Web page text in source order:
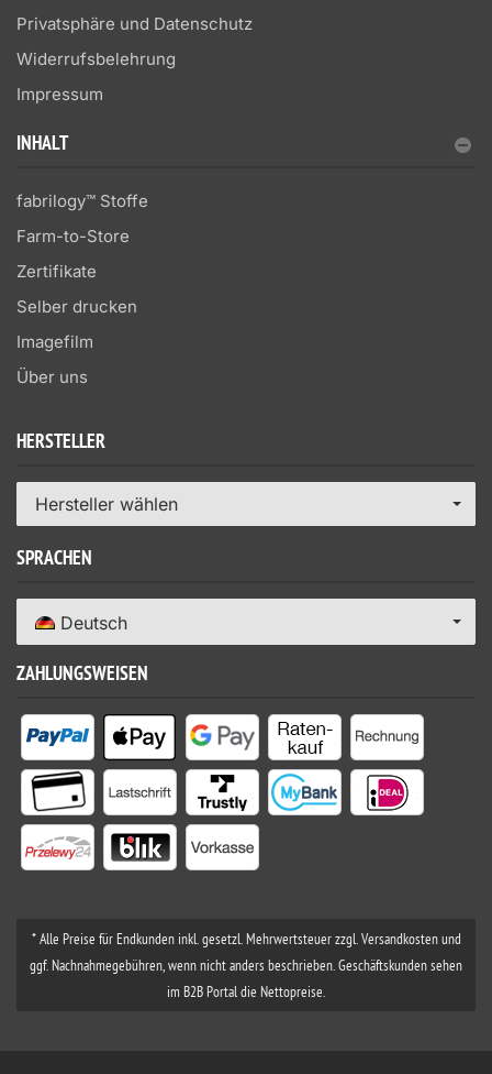
Privatsphäre und Datenschutz
Widerrufsbelehrung
Impressum
INHALT
fabrilogy™ Stoffe
Farm-to-Store
Zertifikate
Selber drucken
Imagefilm
Über uns
HERSTELLER
Hersteller wählen
SPRACHEN
Deutsch
ZAHLUNGSWEISEN
* Alle Preise für Endkunden inkl. gesetzl. Mehrwertsteuer zzgl. Versandkosten und
ggf. Nachnahmegebühren, wenn nicht anders beschrieben. Geschäftskunden sehen
im B2B Portal die Nettopreise.